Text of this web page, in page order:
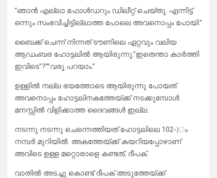
“ഞാൻ എല്ലാ ഫോൾഡറും ഡിലീറ്റ് ചെയ്തു. എന്നിട്ട്
ഒന്നും സംഭവിച്ചിട്ടില്ലാത്ത പോലെ അവനൊപ്പം പോയി.”
ബൈക്ക് ചെന്ന് നിന്നത് ടൗണിലെ ഏറ്റവും വലിയ
ആഡംബര ഹോട്ടലിൽ ആയിരുന്നു.”ഇതെന്താ കാർത്തി
ഇവിടെ”?””വരൂ പറയാം.”
ഉള്ളിൽ നല്ല ഭയത്തോടെ ആയിരുന്നു പോയത്.
അവനൊപ്പം ഹോട്ടലിനകത്തേയ്ക്ക് നടക്കുമ്പോൾ
മനസ്സിൽ വിളിക്കാത്ത ദൈവങ്ങൾ ഇല്ല.
നടന്നു നടന്നു ചെന്നെത്തിയത് ഹോട്ടലിലെ 102-)ം
നമ്പർ മുറിയിൽ. അകത്തേയ്ക്ക് കയറിയപ്പോഴാണ്
അവിടെ ഉള്ള മറ്റൊരാളെ കണ്ടത്, ദീപക്.
വാതിൽ അടച്ചു കൊണ്ട് ദീപക് അടുത്തേയ്ക്ക്